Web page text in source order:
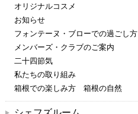
オリジナルコスメ
お知らせ
フォンテーヌ・ブローでの過ごし方
メンバーズ・クラブのご案内
二十四節気
私たちの取り組み
箱根での楽しみ方 箱根の自然